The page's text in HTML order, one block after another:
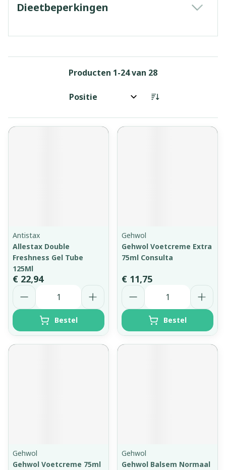
Dieetbeperkingen
Producten 1-24van 28
Sorteer op:
Antistax
Allestax Double
Freshness Gel Tube
125Ml
€ 22,94
Aantal
Bestel
Gehwol
Gehwol Voetcreme Extra
75ml Consulta
€ 11,75
Aantal
Bestel
Gehwol
Gehwol Voetcreme 75ml
Gehwol
Gehwol Balsem Normaal